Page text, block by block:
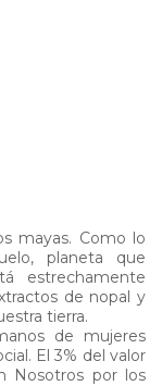
mayas. Como lo
planeta que
estrechamente
de nopal y
tierra.
de mujeres
El 3% del valor
Nosotros por los